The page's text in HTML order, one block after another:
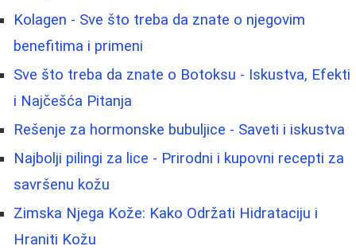
Kolagen - Sve što treba da znate o njegovim
benefitima i primeni
Sve što treba da znate o Botoksu - Iskustva, Efekti
i Najčešća Pitanja
Rešenje za hormonske bubuljice - Saveti i iskustva
Najbolji pilingi za lice - Prirodni i kupovni recepti za
savršenu kožu
Zimska Njega Kože: Kako Održati Hidrataciju i
Hraniti Kožu